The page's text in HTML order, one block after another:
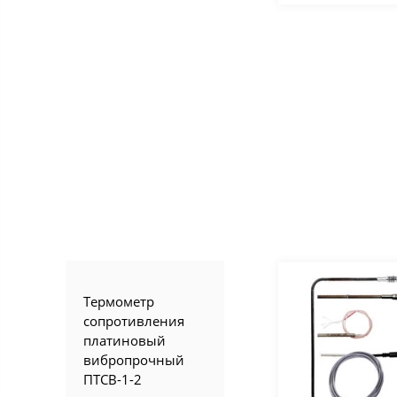
Термометр
сопротивления
платиновый
вибропрочный
ПТСВ-1-2